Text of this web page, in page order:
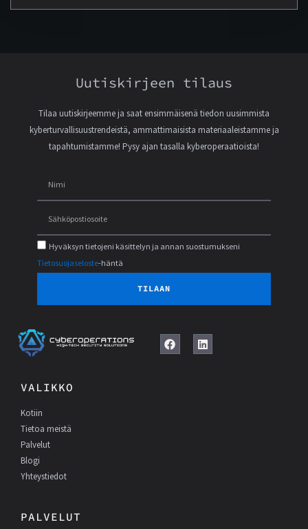
Uutiskirjeen tilaus
Tilaa uutiskirjeemme ja saat ensimmäisenä tiedon uusimmista
kyberturvallisuustrendeistä, ammattimaisista materiaaleistamme ja
tapahtumistamme! Pysy ajan tasalla kyberoperaatioista!
Hyväksyn tietojeni käsittelyn ja annan suostumukseni
Tietosuojaseloste-häntä
TILAAN
F
L
VALIKKO
Kotiin
Tietoa meistä
Palvelut
Blogi
Yhteystiedot
PALVELUT